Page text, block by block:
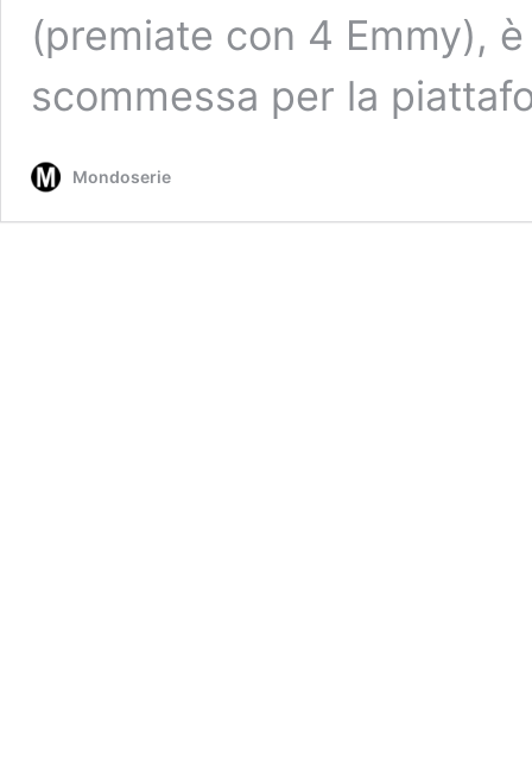
(premiate con 4 Emmy),
scommessa per la
Mondoserie